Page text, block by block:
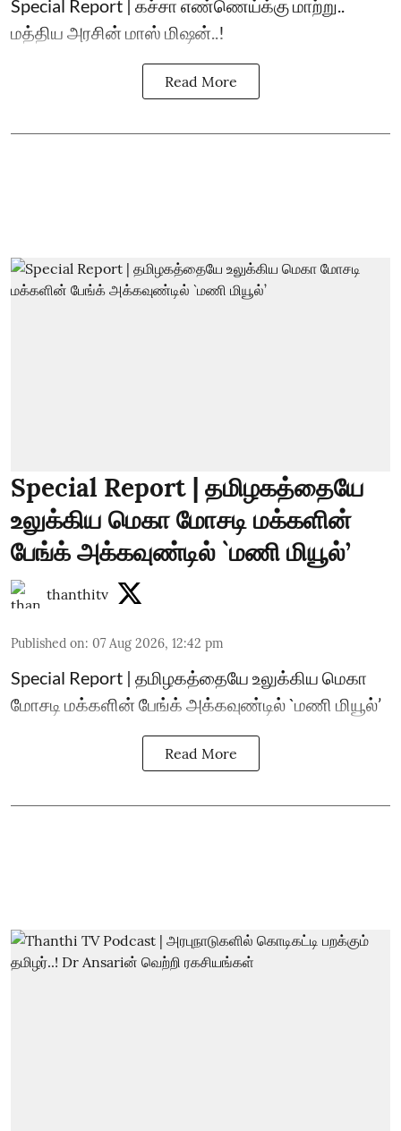
Special Report | கச்சா எண்ணெய்க்கு மாற்று..
மத்திய அரசின் மாஸ் மிஷன்..!
Read More
Special Report | தமிழகத்தையே
உலுக்கிய மெகா மோசடி மக்களின்
பேங்க் அக்கவுண்டில் `மணி மியூல்’
thanthitv
Published on: 07 Aug 2026, 12:42 pm
Special Report | தமிழகத்தையே உலுக்கிய மெகா
மோசடி மக்களின் பேங்க் அக்கவுண்டில் `மணி மியூல்’
Read More